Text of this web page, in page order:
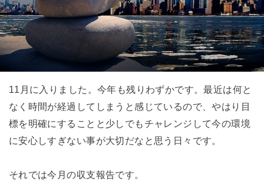
11月に入りました。今年も残りわずかです。最近は何と
なく時間が経過してしまうと感じているので、やはり目
標を明確にすることと少しでもチャレンジして今の環境
に安心しすぎない事が大切だなと思う日々です。
それでは今月の収支報告です。